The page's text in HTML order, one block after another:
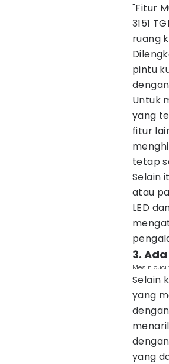
"Fitur
3151
ruang
pintu
Untuk
yang
fitur
tetap
Selain
atau
LED
3.
Mesin cuci
Selain
yang
yang